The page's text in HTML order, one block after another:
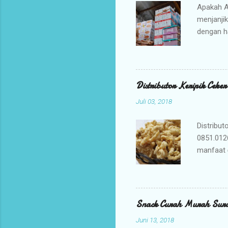
Apakah
dengan
jajanan
kami
Distributor Keripik
Juli 03, 2018
manfaat
adalah
Snack Curah Murah
Juni 13, 2018